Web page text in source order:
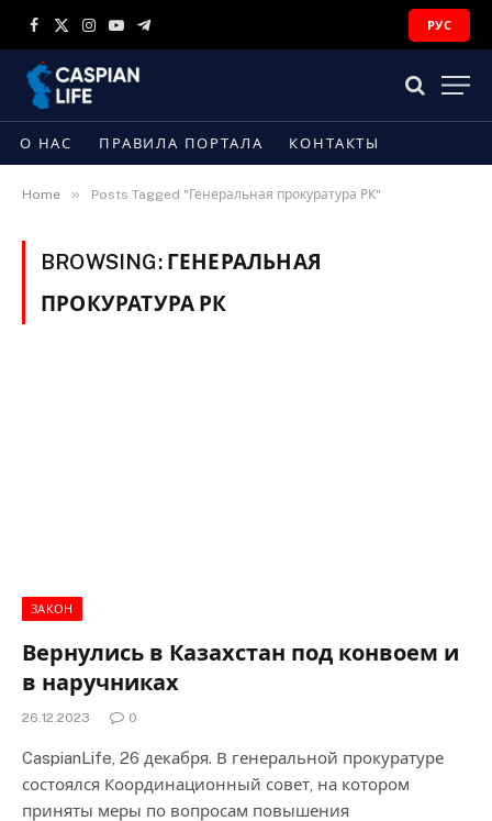
Facebook
X
Instagram
YouTubeTelegram
РУС
О НАС ПРАВИЛА ПОРТАЛА КОНТАКТЫ
Home » Posts Tagged "Генеральная прокуратура РК"
BROWSING: ГЕНЕРАЛЬНАЯ
ПРОКУРАТУРА РК
ЗАКОН
Вернулись в Казахстан под конвоем и
в наручниках
26.12.2023 0
CaspianLife, 26 декабря. В генеральной прокуратуре
состоялся Координационный совет, на котором
приняты меры по вопросам повышения